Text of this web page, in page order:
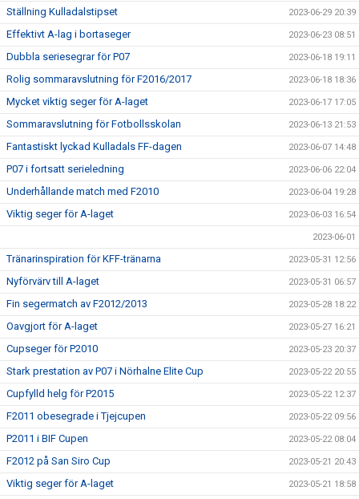
Ställning Kulladalstipset 2023-06-29 20:39
Effektivt A-lag i bortaseger 2023-06-23 08:51
Dubbla seriesegrar för P07 2023-06-18 19:11
Rolig sommaravslutning för F2016/2017 2023-06-18 18:36
Mycket viktig seger för A-laget 2023-06-17 17:05
Sommaravslutning för Fotbollsskolan 2023-06-13 21:53
Fantastiskt lyckad Kulladals FF-dagen 2023-06-07 14:48
P07 i fortsatt serieledning 2023-06-06 22:04
Underhållande match med F2010 2023-06-04 19:28
Viktig seger för A-laget 2023-06-03 16:54
2023-06-01
Tränarinspiration för KFF-tränarna 2023-05-31 12:56
Nyförvärv till A-laget 2023-05-31 06:57
Fin segermatch av F2012/2013 2023-05-28 18:22
Oavgjort för A-laget 2023-05-27 16:21
Cupseger för P2010 2023-05-23 20:37
Stark prestation av P07 i Nörhalne Elite Cup 2023-05-22 20:55
Cupfylld helg för P2015 2023-05-22 12:37
F2011 obesegrade i Tjejcupen 2023-05-22 09:56
P2011 i BIF Cupen 2023-05-22 08:04
F2012 på San Siro Cup 2023-05-21 20:43
Viktig seger för A-laget 2023-05-21 18:58